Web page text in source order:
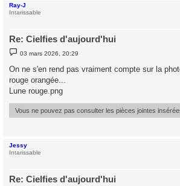
Ray-J
Intarissable
Re: Cielfies d'aujourd'hui
M
e
s
a
g
e
03 mars 2026, 20:29
On ne s'en rend pas vraiment compte sur la
rouge orangée...
Lune rouge.png
Vous ne pouvez pas consulter les pièces jointes
Jessy
Intarissable
Re: Cielfies d'aujourd'hui